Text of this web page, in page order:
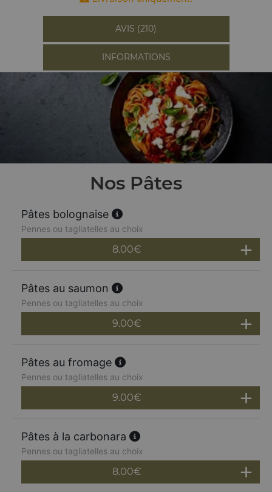
AVIS (210)
INFORMATIONS
Nos Pâtes
Pâtes bolognaise
Pennes ou tagliatelles au choix
8.00€
Pâtes au saumon
Pennes ou tagliatelles au choix
9.00€
Pâtes au fromage
Pennes ou tagliatelles au choix
9.00€
Pâtes à la carbonara
Pennes ou tagliatelles au choix
8.00€